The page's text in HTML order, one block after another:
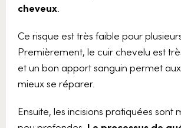
cheveux.
Ce risque est très faible pour
Premièrement, le cuir chevelu est
et un bon apport sanguin permet
mieux se réparer.
Ensuite, les incisions pratiquées sont